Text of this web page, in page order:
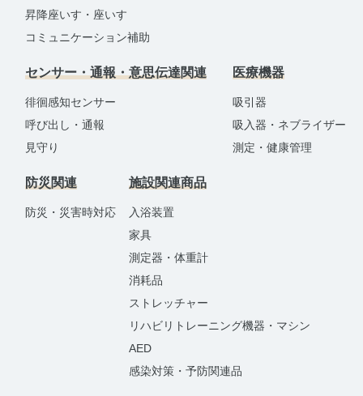
昇降座いす・座いす
コミュニケーション補助
センサー・通報・意思伝達関連
徘徊感知センサー
呼び出し・通報
見守り
医療機器
吸引器
吸入器・ネブライザー
測定・健康管理
防災関連
防災・災害時対応
施設関連商品
入浴装置
家具
測定器・体重計
消耗品
ストレッチャー
リハビリトレーニング機器・マシン
AED
感染対策・予防関連品